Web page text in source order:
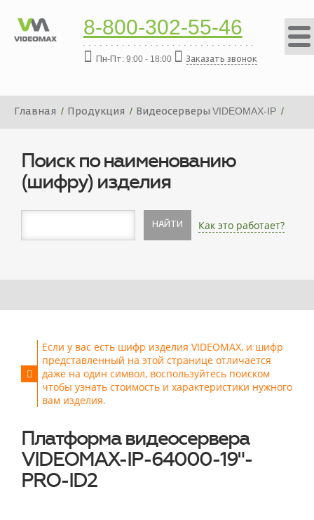
8-800-302-55-46
Пн-Пт: 9:00 - 18:00 Заказать звонок
Главная Продукция
Видеосерверы VIDEOMAX-IP
Поиск по наименованию
(шифру) изделия
НАЙТИ Как это работает?
Если у вас есть шифр изделия VIDEOMAX, и шифр
представленный на этой странице отличается
даже на один символ, воспользуйтесь поиском
чтобы узнать стоимость и характеристики нужного
вам изделия.
Платформа видеосервера
VIDEOMAX-IP-64000-19"-
PRO-ID2